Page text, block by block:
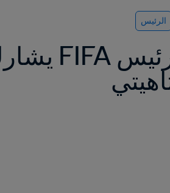
الرئيس